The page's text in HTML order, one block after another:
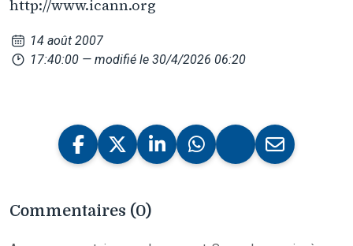
http://www.icann.org
14 août 2007
17:40:00 — modifié le 30/4/2026 06:20
Commentaires (0)